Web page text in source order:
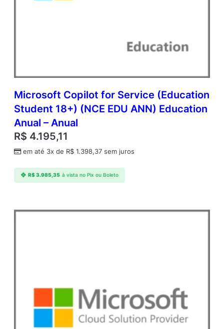
Microsoft Copilot for Service (Education
Student 18+) (NCE EDU ANN) Education
Anual – Anual
R$ 4.195,11
em até 3x de R$ 1.398,37 sem juros
R$3.985,35 à vista no Pix ou Boleto